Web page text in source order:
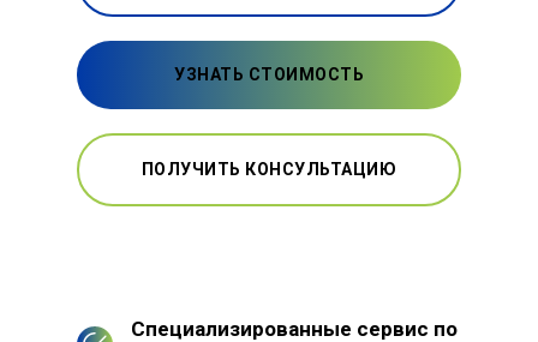
УЗНАТЬ СТОИМОСТЬ
ПОЛУЧИТЬ КОНСУЛЬТАЦИЮ
Специализированные сервис по